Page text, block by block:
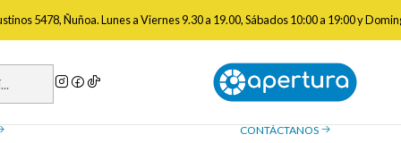
5478, Ñuñoa. Lunes a Viernes 9.30 a 19.00, Sábados 10:00 a 19:00 y
Audio Audífonos Direct Sound DS73 - Audífonos semi
de reembolso
necesitas saber sobre las
Contáctanos
¿Tienes preguntas? Estamos
CONTÁCTANOS